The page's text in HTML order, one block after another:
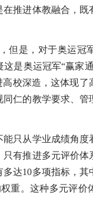
推进体教融合，既
是，对于奥运冠
是奥运冠军“赢家
校深造，这体现
仁的教学要求、管
只从学业成绩角度
有推进多元评价体
达10多项指标，其
重。这种多元评价